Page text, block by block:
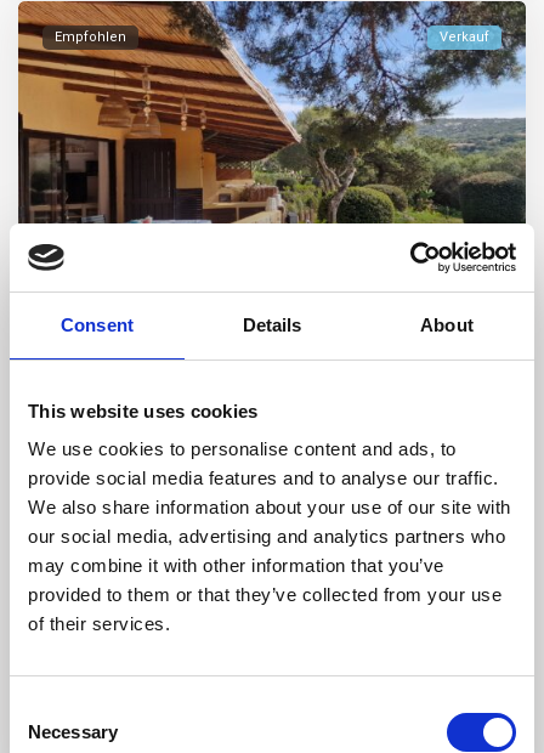
Consent Details About
This website uses cookies
We use cookies to personalise content and ads, to
provide social media features and to analyse our traffic.
We also share information about your use of our site with
our social media, advertising and analytics partners who
may combine it with other information that you’ve
provided to them or that they’ve collected from your use
of their services.
Selection
Necessary
1
Costa Serena,Palau
Empfohlen Verkauf
Costa Serena, Reihenhaus in der Nähe
Nur 10 Minuten von Porto Pollo und Palau entfernt, in der privaten
Residenz Costa Serena,...
4
3
0
Anruf Email
Vendita